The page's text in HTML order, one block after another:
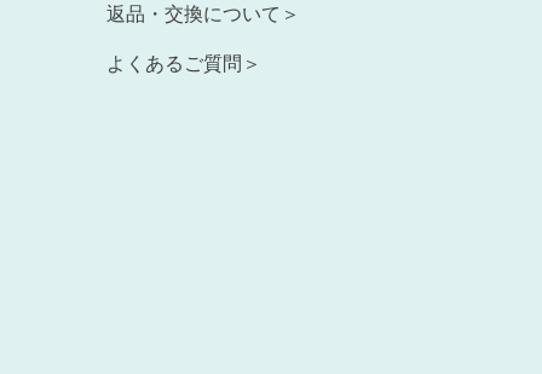
返品・交換について＞
よくあるご質問＞